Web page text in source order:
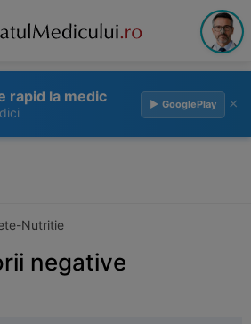
rapid la medic ▶ GooglePlay ×
Nutritie
negative